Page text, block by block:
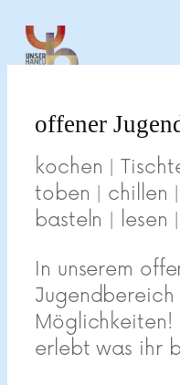
Zum
Inhalt
springen
offener
kochen |
toben | chillen |
basteln | lesen
In unserem
Möglichkeiten!
erlebt was ihr